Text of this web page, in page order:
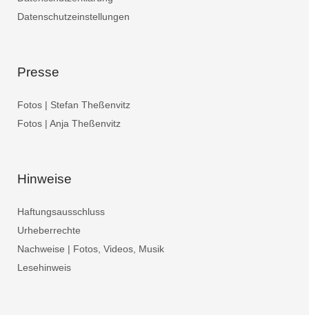
Datenschutzeinstellungen
Presse
Fotos | Stefan Theßenvitz
Fotos | Anja Theßenvitz
Hinweise
Haftungsausschluss
Urheberrechte
Nachweise | Fotos, Videos, Musik
Lesehinweis